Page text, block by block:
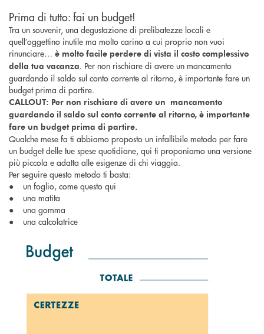
Prima di tutto: fai un budget!
Tra un souvenir, una degustazione di prelibatezze locali e
quell’oggettino inutile ma molto carino a cui proprio non vuoi
rinunciare… è molto facile perdere di vista il costo complessivo
della tua vacanza. Per non rischiare di avere un mancamento
guardando il saldo sul conto corrente al ritorno, è importante fare un
budget prima di partire.
CALLOUT: Per non rischiare di avere un mancamento
guardando il saldo sul conto corrente al ritorno, è importante
fare un budget prima di partire.
Qualche mese fa ti abbiamo proposto un infallibile metodo per fare
un budget delle tue spese quotidiane, qui ti proponiamo una versione
più piccola e adatta alle esigenze di chi viaggia.
Per seguire questo metodo ti basta:
● un foglio, come questo qui
● una matita
● una gomma
● una calcolatrice